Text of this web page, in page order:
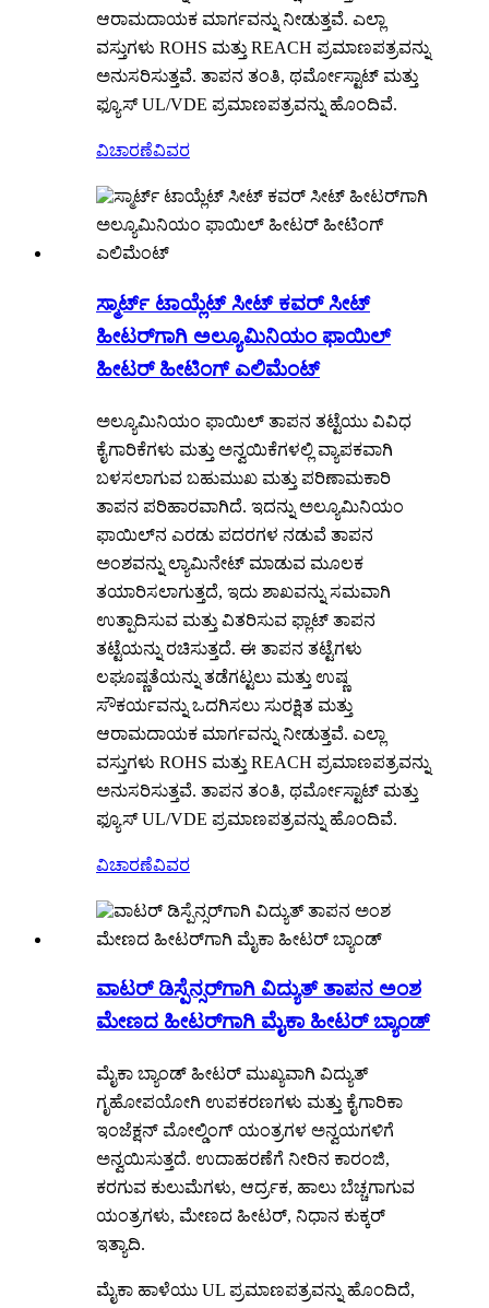
ಆರಾಮದಾಯಕ ಮಾರ್ಗವನ್ನು ನೀಡುತ್ತವೆ. ಎಲ್ಲಾ
ವಸ್ತುಗಳು ROHS ಮತ್ತು REACH ಪ್ರಮಾಣಪತ್ರವನ್ನು
ಅನುಸರಿಸುತ್ತವೆ. ತಾಪನ ತಂತಿ, ಥರ್ಮೋಸ್ಟಾಟ್ ಮತ್ತು
ಫ್ಯೂಸ್ UL/VDE ಪ್ರಮಾಣಪತ್ರವನ್ನು ಹೊಂದಿವೆ.
ವಿಚಾರಣೆವಿವರ
ಸ್ಮಾರ್ಟ್ ಟಾಯ್ಲೆಟ್ ಸೀಟ್ ಕವರ್ ಸೀಟ್
ಹೀಟರ್‌ಗಾಗಿ ಅಲ್ಯೂಮಿನಿಯಂ ಫಾಯಿಲ್
ಹೀಟರ್ ಹೀಟಿಂಗ್ ಎಲಿಮೆಂಟ್
ಅಲ್ಯೂಮಿನಿಯಂ ಫಾಯಿಲ್ ತಾಪನ ತಟ್ಟೆಯು ವಿವಿಧ
ಕೈಗಾರಿಕೆಗಳು ಮತ್ತು ಅನ್ವಯಿಕೆಗಳಲ್ಲಿ ವ್ಯಾಪಕವಾಗಿ
ಬಳಸಲಾಗುವ ಬಹುಮುಖ ಮತ್ತು ಪರಿಣಾಮಕಾರಿ
ತಾಪನ ಪರಿಹಾರವಾಗಿದೆ. ಇದನ್ನು ಅಲ್ಯೂಮಿನಿಯಂ
ಫಾಯಿಲ್‌ನ ಎರಡು ಪದರಗಳ ನಡುವೆ ತಾಪನ
ಅಂಶವನ್ನು ಲ್ಯಾಮಿನೇಟ್ ಮಾಡುವ ಮೂಲಕ
ತಯಾರಿಸಲಾಗುತ್ತದೆ, ಇದು ಶಾಖವನ್ನು ಸಮವಾಗಿ
ಉತ್ಪಾದಿಸುವ ಮತ್ತು ವಿತರಿಸುವ ಫ್ಲಾಟ್ ತಾಪನ
ತಟ್ಟೆಯನ್ನು ರಚಿಸುತ್ತದೆ. ಈ ತಾಪನ ತಟ್ಟೆಗಳು
ಲಘೂಷ್ಣತೆಯನ್ನು ತಡೆಗಟ್ಟಲು ಮತ್ತು ಉಷ್ಣ
ಸೌಕರ್ಯವನ್ನು ಒದಗಿಸಲು ಸುರಕ್ಷಿತ ಮತ್ತು
ಆರಾಮದಾಯಕ ಮಾರ್ಗವನ್ನು ನೀಡುತ್ತವೆ. ಎಲ್ಲಾ
ವಸ್ತುಗಳು ROHS ಮತ್ತು REACH ಪ್ರಮಾಣಪತ್ರವನ್ನು
ಅನುಸರಿಸುತ್ತವೆ. ತಾಪನ ತಂತಿ, ಥರ್ಮೋಸ್ಟಾಟ್ ಮತ್ತು
ಫ್ಯೂಸ್ UL/VDE ಪ್ರಮಾಣಪತ್ರವನ್ನು ಹೊಂದಿವೆ.
ವಿಚಾರಣೆವಿವರ
ವಾಟರ್ ಡಿಸ್ಪೆನ್ಸರ್‌ಗಾಗಿ ವಿದ್ಯುತ್ ತಾಪನ ಅಂಶ
ಮೇಣದ ಹೀಟರ್‌ಗಾಗಿ ಮೈಕಾ ಹೀಟರ್ ಬ್ಯಾಂಡ್
ಮೈಕಾ ಬ್ಯಾಂಡ್ ಹೀಟರ್ ಮುಖ್ಯವಾಗಿ ವಿದ್ಯುತ್
ಗೃಹೋಪಯೋಗಿ ಉಪಕರಣಗಳು ಮತ್ತು ಕೈಗಾರಿಕಾ
ಇಂಜೆಕ್ಷನ್ ಮೋಲ್ಡಿಂಗ್ ಯಂತ್ರಗಳ ಅನ್ವಯಗಳಿಗೆ
ಅನ್ವಯಿಸುತ್ತದೆ. ಉದಾಹರಣೆಗೆ ನೀರಿನ ಕಾರಂಜಿ,
ಕರಗುವ ಕುಲುಮೆಗಳು, ಆರ್ದ್ರಕ, ಹಾಲು ಬೆಚ್ಚಗಾಗುವ
ಯಂತ್ರಗಳು, ಮೇಣದ ಹೀಟರ್, ನಿಧಾನ ಕುಕ್ಕರ್
ಇತ್ಯಾದಿ.
ಮೈಕಾ ಹಾಳೆಯು UL ಪ್ರಮಾಣಪತ್ರವನ್ನು ಹೊಂದಿದೆ,